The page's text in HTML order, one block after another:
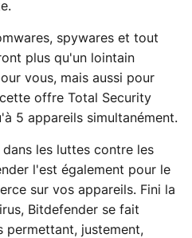
spywares et tout
plus qu'un lointain
vous, mais aussi pour
offre Total Security
5 appareils simultanément.
les luttes contre les
l'est également pour le
sur vos appareils. Fini la
Bitdefender se fait
permettant, justement,